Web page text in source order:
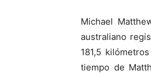
Michael
australiano
181,5
tiempo de